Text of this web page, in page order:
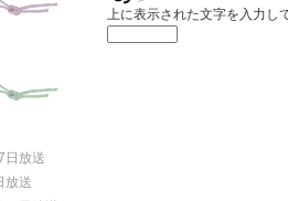
上に表示された文字を入力し
放送
放送